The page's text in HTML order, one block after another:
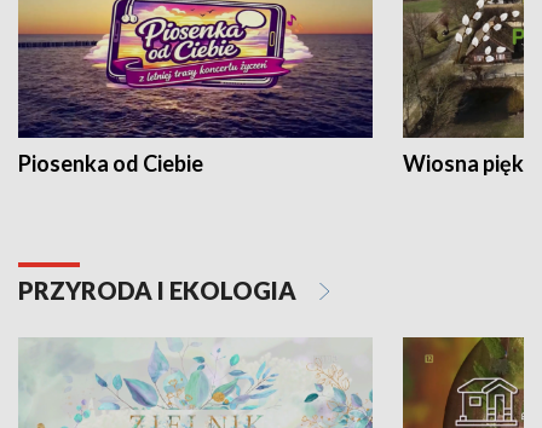
Piosenka od Ciebie Wiosna
PRZYRODA I EKOLOGIA